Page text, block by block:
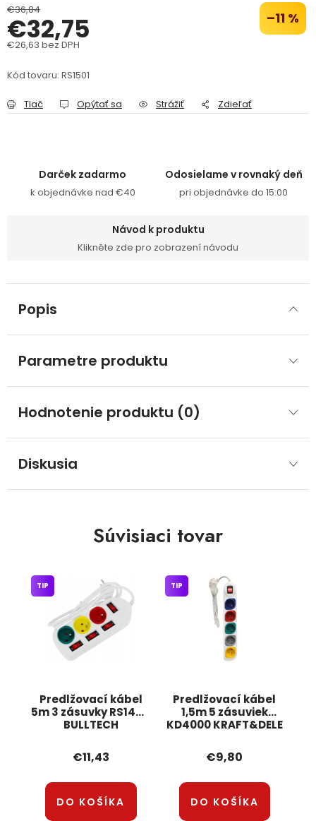
Přihlášení
€36,84 –11 %
€32,75
€26,63 bez DPH
Kód tovaru: RS1501
Tlač Opýtať sa Strážiť Zdieľať
Darček zadarmo
k objednávke nad €40
Odosielame v rovnaký deň
pri objednávke do 15:00
Návod k produktu
Klikněte zde pro zobrazení návodu
Popis
Parametre produktu
Hodnotenie produktu (0)
Diskusia
Súvisiaci tovar
Predlžovací kábel
5m 3 zásuvky RS1445
BULLTECH
TIP
€11,43
DO KOŠÍKA
Predlžovací kábel
1,5m 5 zásuviek
KD4000 KRAFT&DELE
TIP
€9,80
DO KOŠÍKA